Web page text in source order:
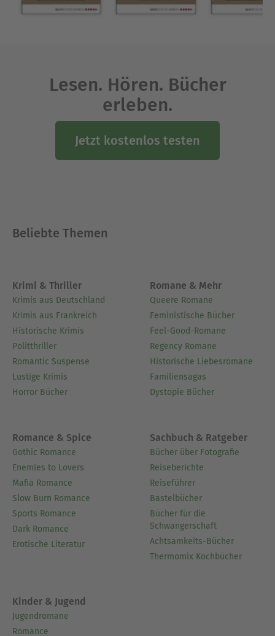
Lesen. Hören. Bücher
erleben.
Jetzt kostenlos testen
Beliebte Themen
Krimi & Thriller
Krimis aus Deutschland
Krimis aus Frankreich
Historische Krimis
Politthriller
Romantic Suspense
Lustige Krimis
Horror Bücher
Romane & Mehr
Queere Romane
Feministische Bücher
Feel-Good-Romane
Regency Romane
Historische Liebesromane
Familiensagas
Dystopie Bücher
Romance & Spice
Gothic Romance
Enemies to Lovers
Mafia Romance
Slow Burn Romance
Sports Romance
Dark Romance
Erotische Literatur
Sachbuch & Ratgeber
Bücher über Fotografie
Reiseberichte
Reiseführer
Bastelbücher
Bücher für die
Schwangerschaft
Achtsamkeits-Bücher
Thermomix Kochbücher
Kinder & Jugend
Jugendromane
Romance